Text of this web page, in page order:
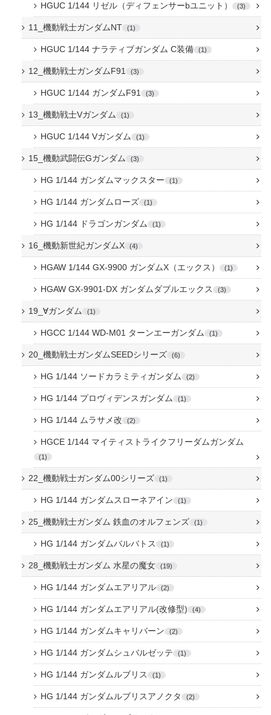
HGUC 1/144 リゼル（ディフェンサーbユニット） 3
11_機動戦士ガンダムNT 1
HGUC 1/144 ナラティブガンダム C装備 1
12_機動戦士ガンダムF91 3
HGUC 1/144 ガンダムF91 3
13_機動戦士Vガンダム 1
HGUC 1/144 Vガンダム 1
15_機動武闘伝Gガンダム 3
HG 1/144 ガンダムマックスター 1
HG 1/144 ガンダムローズ 1
HG 1/144 ドラゴンガンダム 1
16_機動新世紀ガンダムX 4
HGAW 1/144 GX-9900 ガンダムX（エックス） 1
HGAW GX-9901-DX ガンダムダブルエックス 3
19_∀ガンダム 1
HGCC 1/144 WD-M01 ターンエーガンダム 1
20_機動戦士ガンダムSEEDシリーズ 6
HG 1/144 ソードカラミティガンダム 2
HG 1/144 プロヴィデンスガンダム 1
HG 1/144 ムラサメ改 2
HGCE 1/144 マイティストライクフリーダムガンダム
1
22_機動戦士ガンダム00シリーズ 1
HG 1/144 ガンダムスローネアイン 1
25_機動戦士ガンダム 鉄血のオルフェンズ 1
HG 1/144 ガンダムバルバトス 1
28_機動戦士ガンダム 水星の魔女 19
HG 1/144 ガンダムエアリアル 2
HG 1/144 ガンダムエアリアル(改修型) 4
HG 1/144 ガンダムキャリバーン 2
HG 1/144 ガンダムシュバルゼッテ 1
HG 1/144 ガンダムルブリス 1
HG 1/144 ガンダムルブリスアノクタ 2